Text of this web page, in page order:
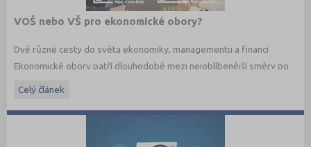
VOŠ nebo VŠ pro ekonomické obory?
Dvě různé cesty do světa ekonomiky, managementu a financí
Ekonomické obory patří dlouhodobě mezi nejoblíbenější směry po
studovat, ale také jakým způsobem. Vedle vysokých škol dnes
ekonomické studium a úzké propojení s praxí.
Celý článek